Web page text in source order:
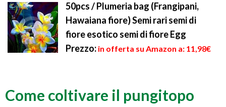
50pcs / Plumeria bag (Frangipani,
Hawaiana fiore) Semi rari semi di
fiore esotico semi di fiore Egg
Prezzo: in offerta su Amazon a: 11,98€
Come coltivare il pungitopo